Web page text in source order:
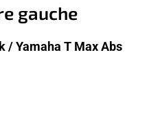
gauche
/ Yamaha T Max Abs